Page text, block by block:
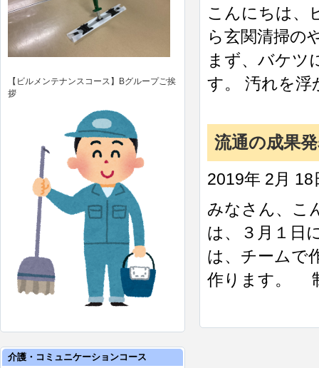
こんにちは、
ら玄関清掃の
まず、バケツ
す。 汚れを
流通の成果
2019年 2月 18
みなさん、こ
は、３月１日
は、チームで
作ります。
【ビルメンテナンスコース】Bグループご挨
拶
介護・コミュニケーションコース